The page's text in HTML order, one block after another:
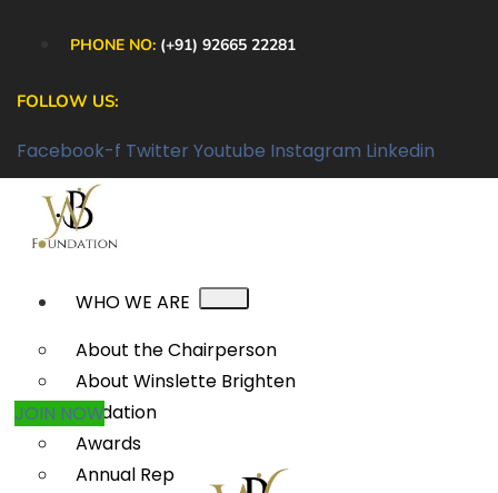
PHONE NO: (+91) 92665 22281
FOLLOW US:
Facebook-f Twitter Youtube Instagram Linkedin
WHO WE ARE
About the Chairperson
About Winslette Brighten
Foundation
Awards
Annual Reports
JOIN NOW